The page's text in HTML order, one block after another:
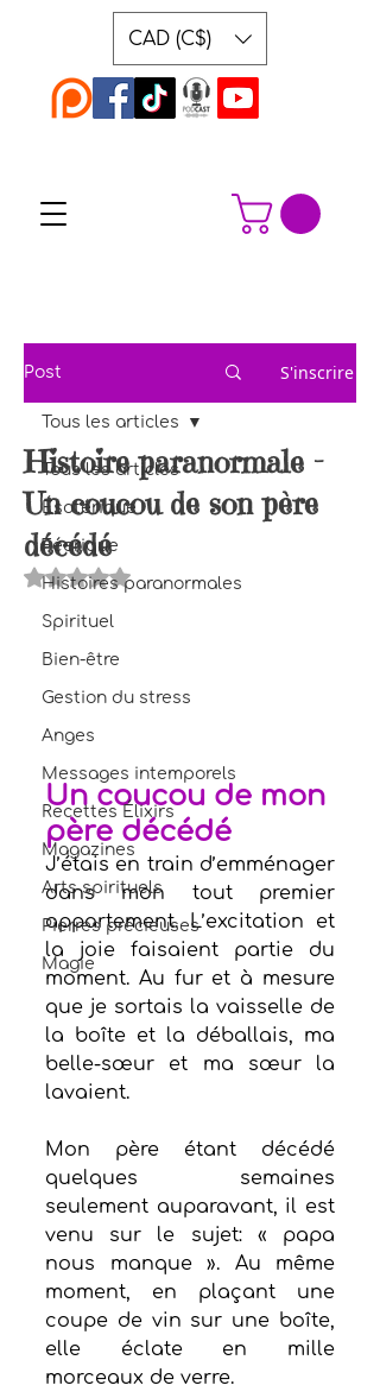
CAD (C$)
Post S'inscrire
Tous les articles
Ésotérique
Féerique
Histoires paranormales
Spirituel
Bien-être
Gestion du stress
Anges
Messages intemporels
Recettes Élixirs
Magazines
Arts spirituels
Pierres précieuses
Magie
Tous les articles
Histoire paranormale -
Un coucou de son père
décédé
Noté NaN étoiles sur 5.
Un coucou de mon
père décédé
J’étais en train d’emménager
dans mon tout premier
appartement. L’excitation et
la joie faisaient partie du
moment. Au fur et à mesure
que je sortais la vaisselle de
la boîte et la déballais, ma
belle-sœur et ma sœur la
lavaient.
Mon père étant décédé
quelques semaines
seulement auparavant, il est
venu sur le sujet: « papa
nous manque ». Au même
moment, en plaçant une
coupe de vin sur une boîte,
elle éclate en mille
morceaux de verre.